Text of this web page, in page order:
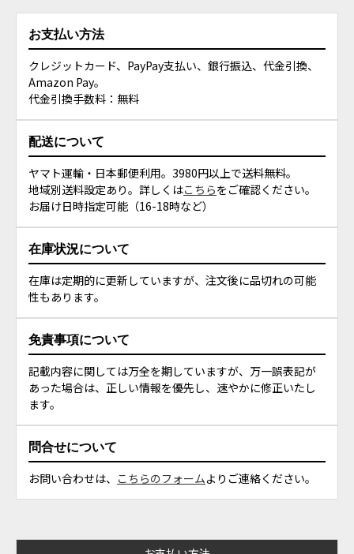
お支払い方法
クレジットカード、PayPay支払い、銀行振込、代金引換、
Amazon Pay。
代金引換手数料：無料
配送について
ヤマト運輸・日本郵便利用。3980円以上で送料無料。
地域別送料設定あり。詳しくはこちらをご確認ください。
お届け日時指定可能（16-18時など）
在庫状況について
在庫は定期的に更新していますが、注文後に品切れの可能
性もあります。
免責事項について
記載内容に関しては万全を期していますが、万一誤表記が
あった場合は、正しい情報を優先し、速やかに修正いたし
ます。
問合せについて
お問い合わせは、 こちらのフォームよりご連絡ください。